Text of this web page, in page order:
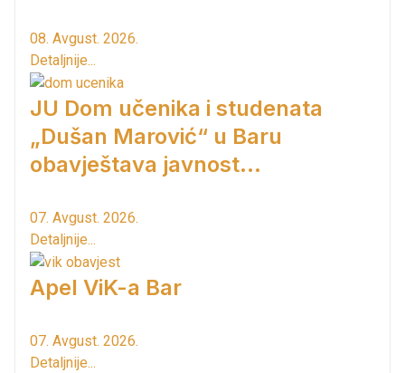
08. Avgust. 2026.
Detaljnije...
JU Dom učenika i studenata
„Dušan Marović“ u Baru
obavještava javnost...
07. Avgust. 2026.
Detaljnije...
Apel ViK-a Bar
07. Avgust. 2026.
Detaljnije...